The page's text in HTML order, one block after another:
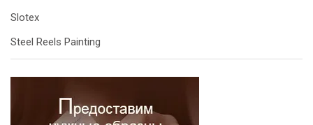
Slotex
Steel Reels Painting